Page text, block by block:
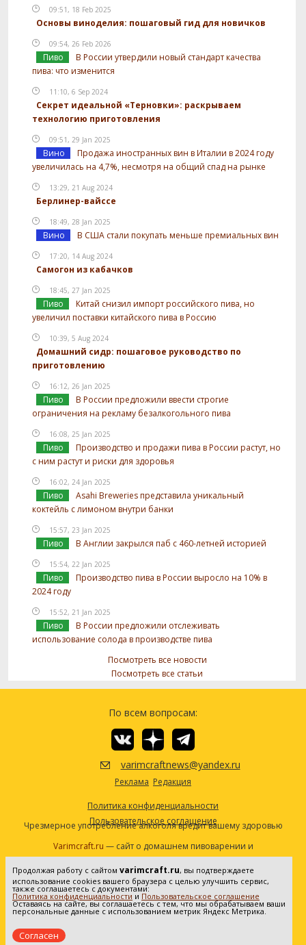
09:51, 18 Feb 2025
Основы виноделия: пошаговый гид для новичков
09:54, 26 Feb 2026
Пиво
В России утвердили новый стандарт качества
пива: что изменится
11:10, 6 Sep 2024
Секрет идеальной «Терновки»: раскрываем
технологию приготовления
09:51, 29 Jan 2025
Вино
Продажа иностранных вин в Италии в 2024 году
увеличилась на 4,7%, несмотря на общий спад на рынке
13:29, 21 Aug 2024
Берлинер-вайссе
18:49, 28 Jan 2025
Вино В США стали покупать меньше премиальных вин
17:20, 14 Aug 2024
Самогон из кабачков
18:45, 27 Jan 2025
Пиво
Китай снизил импорт российского пива, но
увеличил поставки китайского пива в Россию
10:39, 5 Aug 2024
Домашний сидр: пошаговое руководство по
приготовлению
16:12, 26 Jan 2025
Пиво
В России предложили ввести строгие
ограничения на рекламу безалкогольного пива
16:08, 25 Jan 2025
Пиво
Производство и продажи пива в России растут, но
с ним растут и риски для здоровья
16:02, 24 Jan 2025
Пиво
Asahi Breweries представила уникальный
коктейль с лимоном внутри банки
15:57, 23 Jan 2025
Пиво В Англии закрылся паб с 460-летней историей
15:54, 22 Jan 2025
Пиво
Производство пива в России выросло на 10% в
2024 году
15:52, 21 Jan 2025
Пиво
В России предложили отслеживать
использование солода в производстве пива
Посмотреть все новости
Посмотреть все статьи
По всем вопросам:
varimcraftnews@yandex.ru
Реклама Редакция
Политика конфиденциальности
Пользовательское соглашение
Чрезмерное употребление алкоголя вредит вашему здоровью
Varimcraft.ru — сайт о домашнем пивоварении и
самогоноварении.
Сетевое издание «Варимкрафт». Зарегистрировано в
Федеральной службе по надзору в сфере связи, информационных
технологий и массовых коммуникаций (Роскомнадзор). Реестровая
запись ЭЛ No ФС77-80936 от 25.05.2021. Все права защищены. 16+
Продолжая работу с сайтом varimcraft.ru, вы подтверждаете
использование cookies вашего браузера с целью улучшить сервис,
также соглашаетесь с документами:
Политика конфиденциальности и Пользовательское соглашение
Оставаясь на сайте, вы соглашаетесь с тем, что мы обрабатываем ваши
персональные данные с использованием метрик Яндекс Метрика.
Согласен